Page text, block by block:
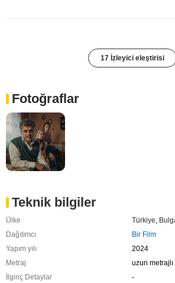
17 İzleyici eleştirisi
Fotoğraflar
Teknik bilgiler
Ülke Türkiye,
Dağıtımcı
Bir Film
Yapım yılı
2024
Metraj
uzun metrajlı
İlginç Detaylar
-